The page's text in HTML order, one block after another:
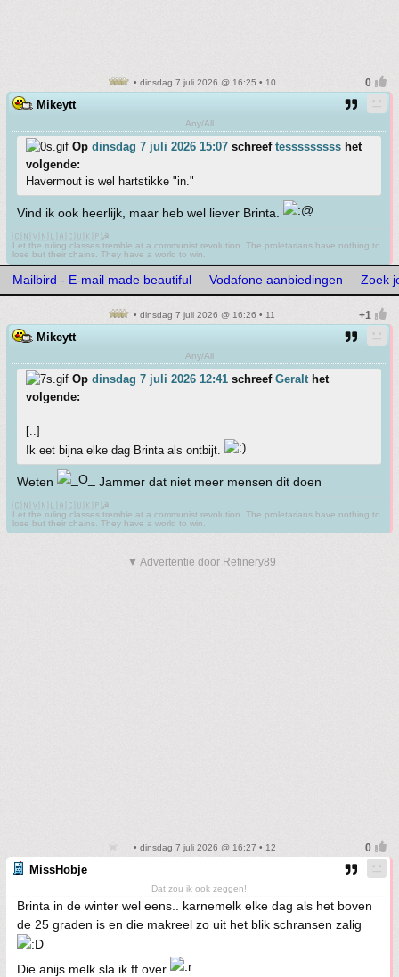
• dinsdag 7 juli 2026 @ 16:25 • 10
Mikeytt
Any/All
Op dinsdag 7 juli 2026 15:07 schreef tesssssssss het
volgende:
Havermout is wel hartstikke "in."
Vind ik ook heerlijk, maar heb wel liever Brinta.
🇨🇳🇻🇳🇱🇦🇨🇺🇰🇵☭
Let the ruling classes tremble at a communist revolution. The proletarians have nothing to
lose but their chains. They have a world to win.
Mailbird - E-mail made beautiful Vodafone aanbiedingen Zoek
• dinsdag 7 juli 2026 @ 16:26 • 11
Mikeytt
Any/All
Op dinsdag 7 juli 2026 12:41 schreef Geralt het
volgende:
[..]
Ik eet bijna elke dag Brinta als ontbijt.
Weten Jammer dat niet meer mensen dit doen
🇨🇳🇻🇳🇱🇦🇨🇺🇰🇵☭
Let the ruling classes tremble at a communist revolution. The proletarians have nothing to
lose but their chains. They have a world to win.
▼ Advertentie door Refinery89
• dinsdag 7 juli 2026 @ 16:27 • 12
MissHobje
Dat zou ik ook zeggen!
Brinta in de winter wel eens.. karnemelk elke dag als het boven
de 25 graden is en die makreel zo uit het blik schransen zalig
Die anijs melk sla ik ff over